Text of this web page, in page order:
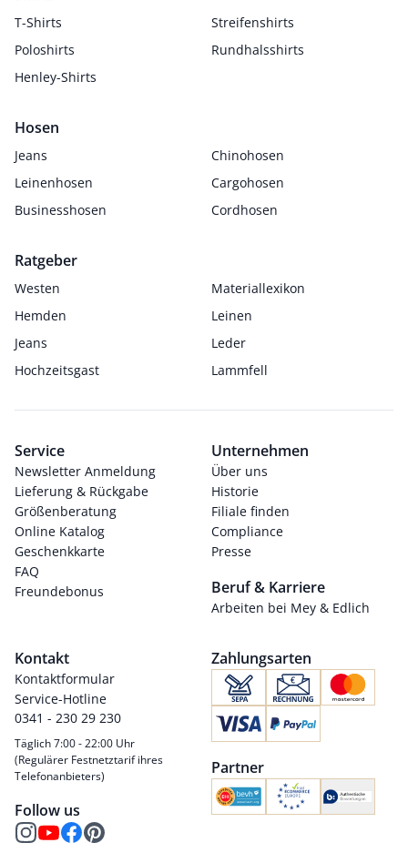
T-Shirts
Streifenshirts
Poloshirts
Rundhalsshirts
Henley-Shirts
Hosen
Jeans
Chinohosen
Leinenhosen
Cargohosen
Businesshosen
Cordhosen
Ratgeber
Westen
Materiallexikon
Hemden
Leinen
Jeans
Leder
Hochzeitsgast
Lammfell
Service
Newsletter Anmeldung
Lieferung & Rückgabe
Größenberatung
Online Katalog
Geschenkkarte
FAQ
Freundebonus
Unternehmen
Über uns
Historie
Filiale finden
Compliance
Presse
Beruf & Karriere
Arbeiten bei Mey & Edlich
Kontakt
Kontaktformular
Service-Hotline
0341 - 230 29 230
Täglich 7:00 - 22:00 Uhr
(Regulärer Festnetztarif ihres
Telefonanbieters)
Follow us
Zahlungsarten
Partner